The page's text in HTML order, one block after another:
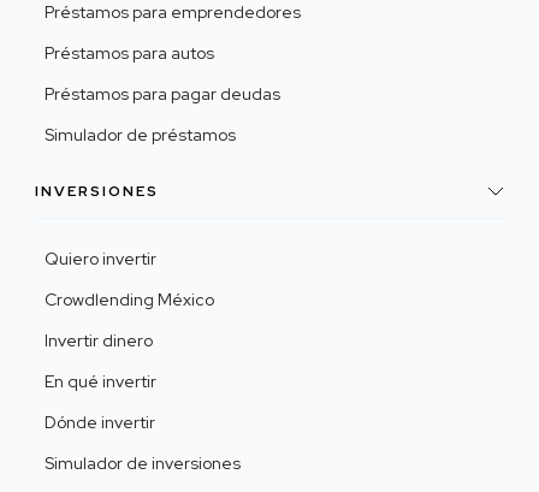
Préstamos para emprendedores
Préstamos para autos
Préstamos para pagar deudas
Simulador de préstamos
INVERSIONES
Quiero invertir
Crowdlending México
Invertir dinero
En qué invertir
Dónde invertir
Simulador de inversiones